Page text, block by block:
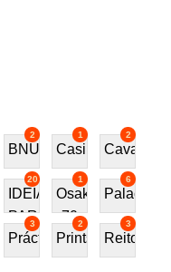
2
BNU
1
Casino
2
Cavalos
20
IDEIAS
PARA
PRESENTE
1
Osaka
70
6
Palace
3
Práctica
2
Prints
3
Reitoria